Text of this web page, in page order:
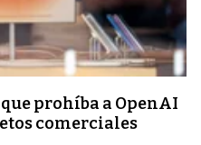
prohíba a OpenAI
comerciales